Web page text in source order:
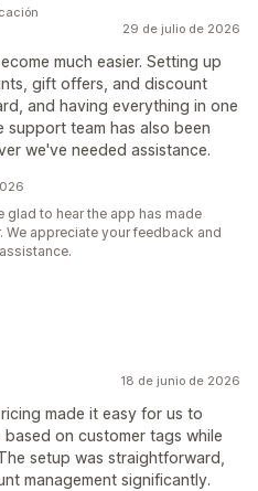
29 de julio de 2026
much easier. Setting up
gift offers, and discount
and having everything in one
support team has also been
we've needed assistance.
glad to hear the app has made
appreciate your feedback and
18 de junio de 2026
made it easy for us to
on customer tags while
setup was straightforward,
management significantly.